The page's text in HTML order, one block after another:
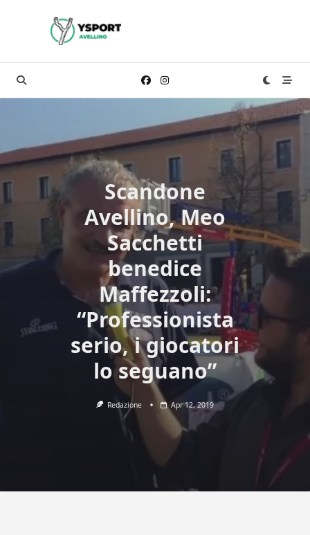
Scandone
Avellino, Meo
Sacchetti
benedice
Maffezzoli:
“Professionista
serio, i giocatori
lo seguano”
Redazione Apr 12, 2019